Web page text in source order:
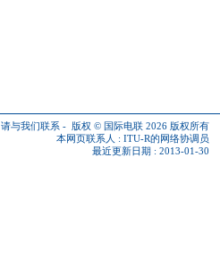
请与我们联系 - 版权 © 国际电联 2026 版权所有
本网页联系人 : ITU-R的网络协调员
最近更新日期 : 2013-01-30